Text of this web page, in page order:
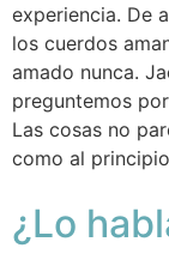
experiencia. De
los cuerdos
amado nunca.
preguntemos
Las cosas no
como al
¿Lo